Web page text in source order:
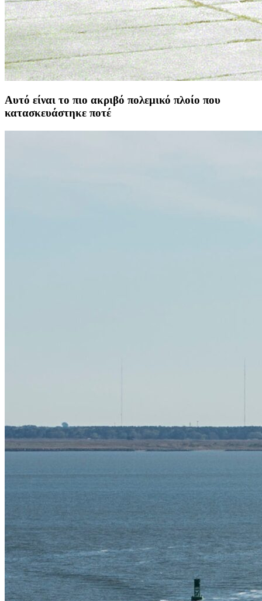
Aυτό είναι το πιο ακριβό πολεμικό πλοίο που
κατασκευάστηκε ποτέ